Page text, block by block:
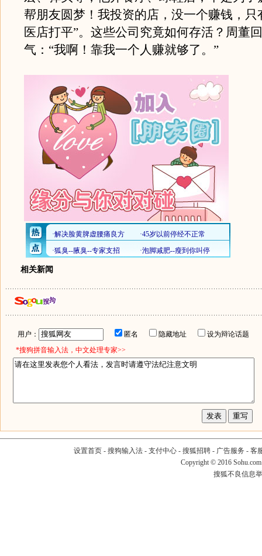
帮朋友圆梦！我投资的店，没一个赚钱，只
医店打平”。这些公司究竟如何存活？周董
气：“我啊！靠我一个人赚就够了。”
相关新闻
用户： 匿名 隐藏地址
设为辩论话题
*搜狗拼音输入法，中文处理专家>>
设置首页- 搜狗输入法- 支付中心- 搜狐招聘- 广告服务 - 客
Copyright © 2016
搜狐不良信息